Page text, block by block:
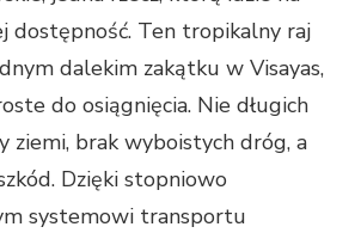
dostępność. Ten tropikalny raj
dalekim zakątku w Visayas,
do osiągnięcia. Nie długich
ziemi, brak wyboistych dróg, a
Dzięki stopniowo
systemowi transportu